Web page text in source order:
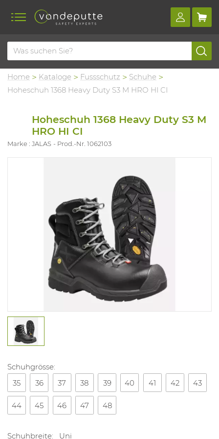
Home Kataloge Fussschutz
Schuhe
Hoheschuh 1368 Heavy Duty S3 M HRO HI CI
Hoheschuh 1368 Heavy Duty S3 M
HRO HI CI
Marke : JALAS Prod.-Nr. 1062103
Schuhgrösse:
35
36 37 38 39 40 41 42 43
44 45 46 47 48
Schuhbreite:
Uni